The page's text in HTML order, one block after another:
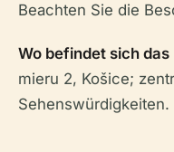
Beachten Sie die
Wo befindet sich das
mieru 2, Košice;
Sehenswürdigkeiten.